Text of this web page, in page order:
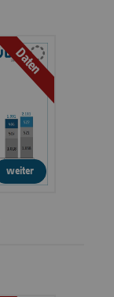
Daten
weiter